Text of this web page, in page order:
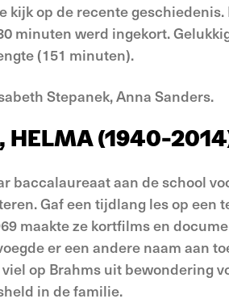
kijk op de recente
minuten werd ingekort.
(151 minuten).
Stepanek, Anna Sanders.
HELMA (1940-
baccalaureaat aan de school
Gaf een tijdlang les op een
maakte ze kortfilms en
er een andere naam aan
op Brahms uit bewondering
in de familie.